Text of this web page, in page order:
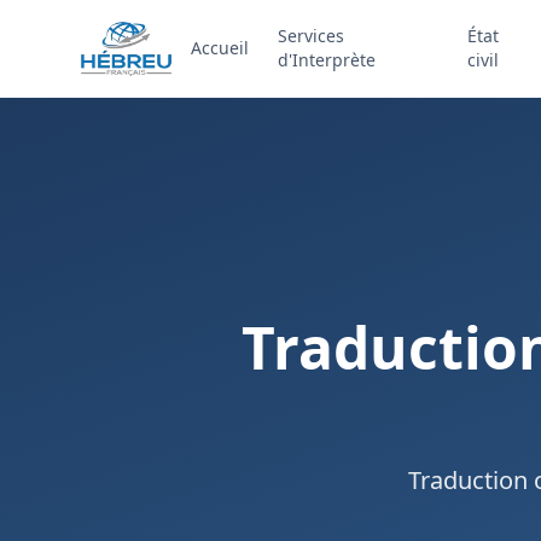
Accueil
Services
d'Interprète
État
civil
Traduction